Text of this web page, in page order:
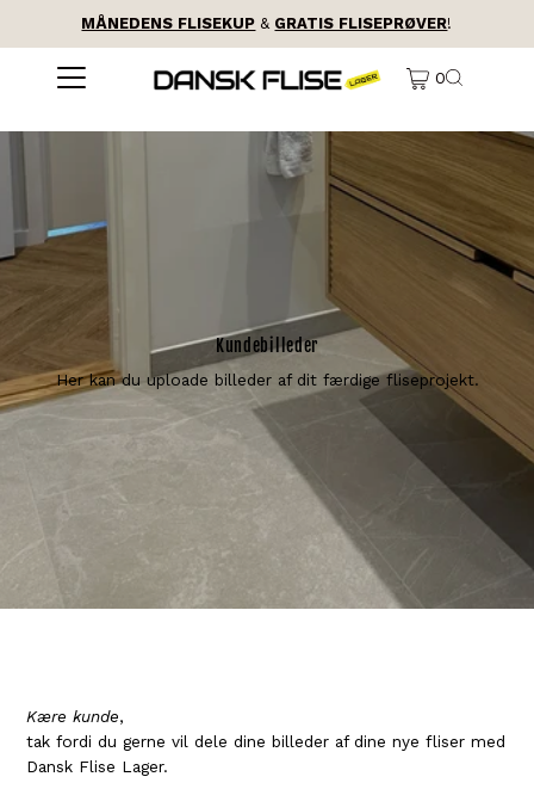
MÅNEDENS FLISEKUP & GRATIS FLISEPRØVER!
0
Kundebilleder
Her kan du uploade billeder af dit færdige fliseprojekt.
Kære kunde,
tak fordi du gerne vil dele dine billeder af dine nye fliser med
Dansk Flise Lager.